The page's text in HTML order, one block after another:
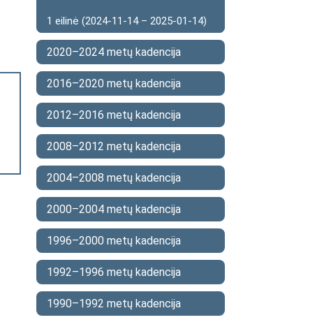
1 eilinė (2024-11-14 – 2025-01-14)
2020–2024 metų kadencija
2016–2020 metų kadencija
2012–2016 metų kadencija
2008–2012 metų kadencija
2004–2008 metų kadencija
2000–2004 metų kadencija
1996–2000 metų kadencija
1992–1996 metų kadencija
1990–1992 metų kadencija